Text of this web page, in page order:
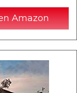
Amazon